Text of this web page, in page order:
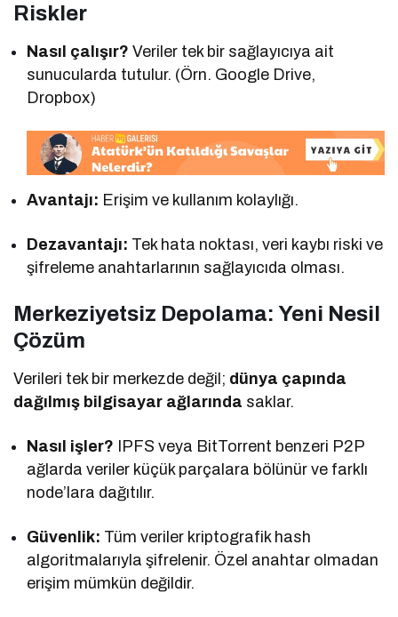
Riskler
Nasıl çalışır? Veriler tek bir sağlayıcıya ait
sunucularda tutulur. (Örn. Google Drive,
Dropbox)
Avantajı: Erişim ve kullanım kolaylığı.
Dezavantajı: Tek hata noktası, veri kaybı riski ve
şifreleme anahtarlarının sağlayıcıda olması.
Merkeziyetsiz Depolama: Yeni Nesil
Çözüm
Verileri tek bir merkezde değil; dünya çapında
dağılmış bilgisayar ağlarında saklar.
Nasıl işler? IPFS veya BitTorrent benzeri P2P
ağlarda veriler küçük parçalara bölünür ve farklı
node’lara dağıtılır.
Güvenlik: Tüm veriler kriptografik hash
algoritmalarıyla şifrelenir. Özel anahtar olmadan
erişim mümkün değildir.